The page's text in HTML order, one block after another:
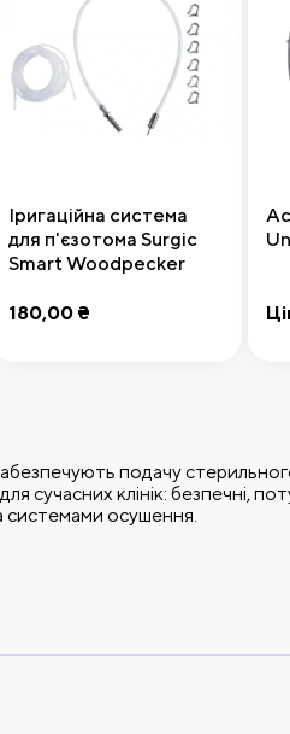
Іригаційна система
для п'єзотома Surgic
Smart Woodpecker
180,00 ₴
Додати до кошика
подачу
сучасних клінік: безпечні,
системами осушення.